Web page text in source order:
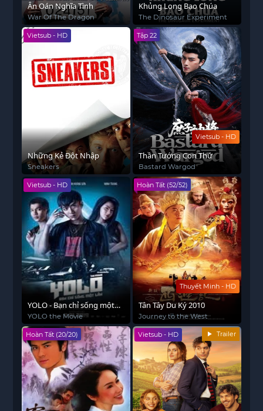
Ân Oán Nghĩa Tình
War Of The Dragon
Khủng Long Bạo Chúa
The Dinosaur Experiment
Vietsub - HD
Những Kẻ Đột Nhập
Sneakers
Vietsub - HD
Tập 22
Thần Tướng Con Thứ
Bastard Wargod
Vietsub - HD
YOLO - Bạn chỉ sống một
lần
YOLO the Movie
Thuyết Minh - HD
Hoàn Tất (52/52)
Tân Tây Du Ký 2010
Journey to the West
Hoàn Tất (20/20) Vietsub - HD Trailer